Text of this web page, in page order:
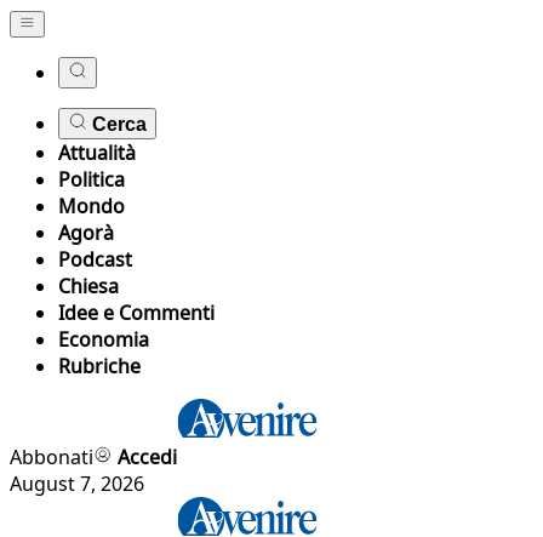
Cerca
Attualità
Politica
Mondo
Agorà
Podcast
Chiesa
Idee e Commenti
Economia
Rubriche
Abbonati
Accedi
August 7, 2026